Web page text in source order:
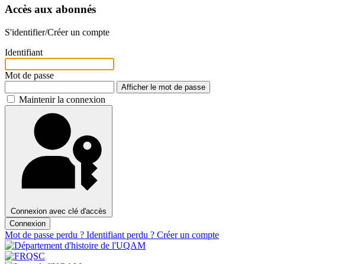
Accès aux abonnés
S'identifier/Créer un compte
Identifiant
Mot de passe
Afficher le mot de passe
Maintenir la connexion
Connexion avec clé d'accès
Connexion
Mot de passe perdu ? Identifiant perdu ? Créer un compte